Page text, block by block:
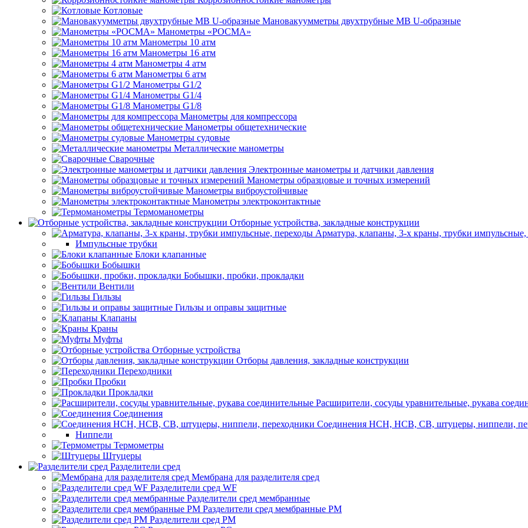
Котловые
Мановакуумметры двухтрубные МВ U-образные
Манометры «РОСМА»
Манометры 10 атм
Манометры 16 атм
Манометры 4 атм
Манометры 6 атм
Манометры G1/2
Манометры G1/4
Манометры G1/8
Манометры для компрессора
Манометры общетехнические
Манометры судовые
Металлические манометры
Сварочные
Электронные манометры и датчики давления
Манометры образцовые и точных измерений
Манометры виброустойчивые
Манометры электроконтактные
Термоманометры
Отборные устройства, закладные конструкции
Арматура, клапаны, 3-х краны, трубки импульсные,
Импульсные трубки
Блоки клапанные
Бобышки
Бобышки, пробки, прокладки
Вентили
Гильзы
Гильзы и оправы защитные
Клапаны
Краны
Муфты
Отборные устройства
Отборы давления, закладные конструкции
Переходники
Пробки
Прокладки
Расширители, сосуды уравнительные, рукава
Соединения
Соединения НСН, НСВ, СВ, штуцеры, ниппели,
Ниппели
Термометры
Штуцеры
Разделители сред
Мембрана для разделителя сред
Разделители сред WF
Разделители сред мембранные
Разделители сред мембранные РМ
Разделители сред РМ